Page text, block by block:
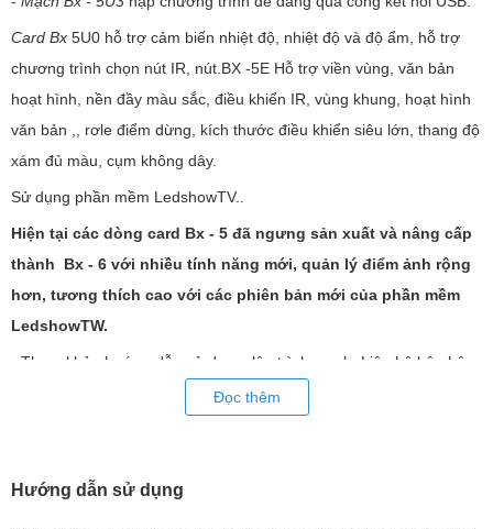
Card Bx 5U0 hỗ trợ cảm biến nhiệt độ, nhiệt độ và độ ẩm, hỗ trợ
chương trình chọn nút IR, nút.BX -5E Hỗ trợ viền vùng, văn bản
hoạt hình, nền đầy màu sắc, điều khiển IR, vùng khung, hoạt hình
văn bản ,, rơle điểm dừng, kích thước điều khiển siêu lớn, thang độ
xám đủ màu, cụm không dây.
Sử dụng phần mềm LedshowTV..
Hiện tại các dòng card Bx - 5 đã ngưng sản xuất và nâng cấp
thành Bx - 6 với nhiều tính năng mới, quản lý điểm ảnh rộng
hơn, tương thích cao với các phiên bản mới của phần mềm
LedshowTW.
- Tham khảo hướng dẫn sử dụng, lập trình mạch. Liên hệ bộ phận
kỹ thuật của LED Trường An để được hỗ trợ tốt nhất.
Đọc thêm
Hướng dẫn sử dụng